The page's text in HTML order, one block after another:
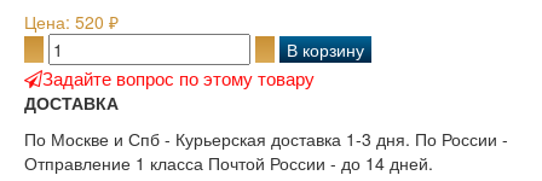
Цена: 520 ₽
Задайте вопрос по этому товару
ДОСТАВКА
По Москве и Спб - Курьерская доставка 1-3 дня. По России -
Отправление 1 класса Почтой России - до 14 дней.